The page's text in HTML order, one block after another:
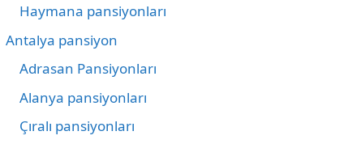
Haymana pansiyonları
Antalya pansiyon
Adrasan Pansiyonları
Alanya pansiyonları
Çıralı pansiyonları